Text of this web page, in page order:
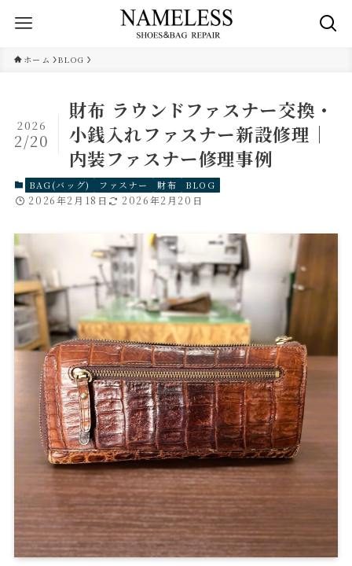
ホーム BLOG
財布 ラウンドファスナー交換・
小銭入れファスナー新設修理｜
内装ファスナー修理事例
2026
2/20
BAG(バッグ) ファスナー 財布 BLOG
2026年2月18日 2026年2月20日